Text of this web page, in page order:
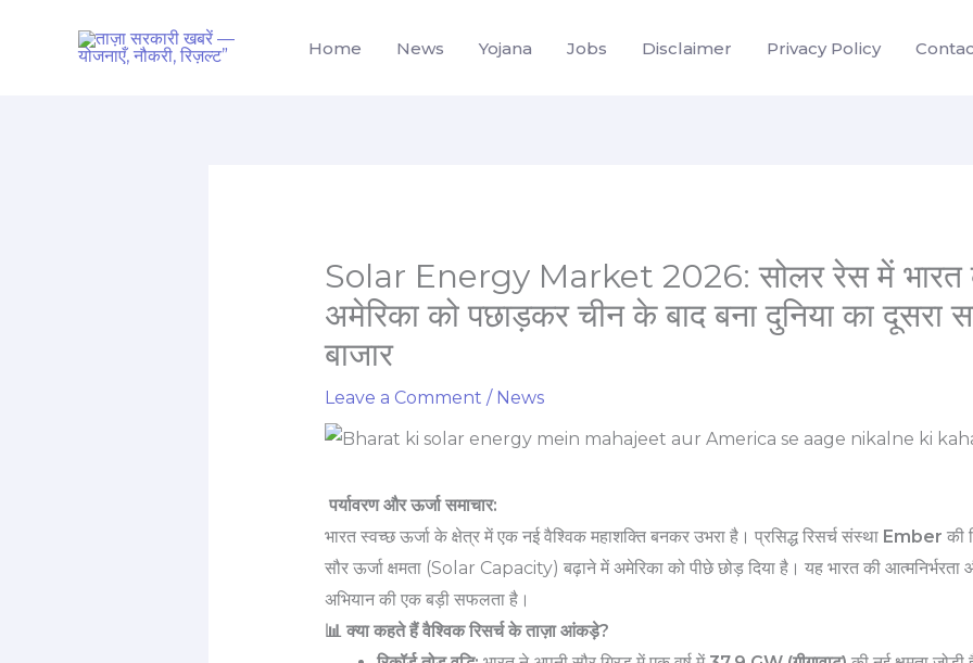
Home News Yojana Jobs Disclaimer Privacy Policy
Solar Energy Market 2026: सोलर रेस में भारत
अमेरिका को पछाड़कर चीन के बाद बना दुनिया का दूसरा
बाजार
Leave a Comment / News
पर्यावरण और ऊर्जा समाचार:
भारत स्वच्छ ऊर्जा के क्षेत्र में एक नई वैश्विक महाशक्ति बनकर उभरा है। प्रसिद्ध रिसर्च संस्था Ember की
सौर ऊर्जा क्षमता (Solar Capacity) बढ़ाने में अमेरिका को पीछे छोड़ दिया है। यह भारत की आत्मनिर्भरता
अभियान की एक बड़ी सफलता है।
📊 क्या कहते हैं वैश्विक रिसर्च के ताज़ा आंकड़े?